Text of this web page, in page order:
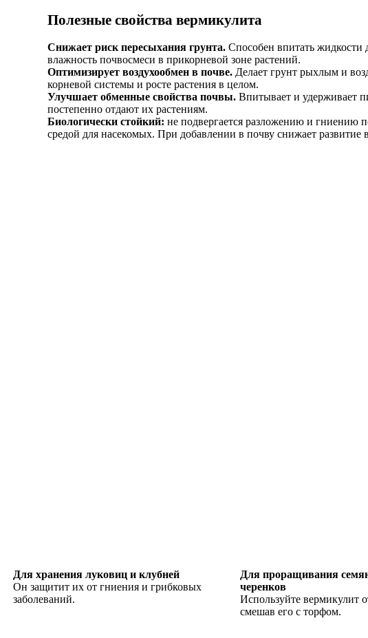
Полезные свойства вермикулита
Снижает риск пересыхания грунта. Способен впитать жидкости
влажность почвосмеси в прикорневой зоне растений.
Оптимизирует воздухообмен в почве. Делает грунт рыхлым и
корневой системы и росте растения в целом.
Улучшает обменные свойства почвы. Впитывает и удерживает
постепенно отдают их растениям.
Биологически стойкий: не подвергается разложению и гниению
средой для насекомых. При добавлении в почву снижает развитие
Для хранения луковиц и клубней
Он защитит их от гниения и грибковых
заболеваний.
Для проращивания
черенков
Используйте вермикулит
смешав его с торфом.